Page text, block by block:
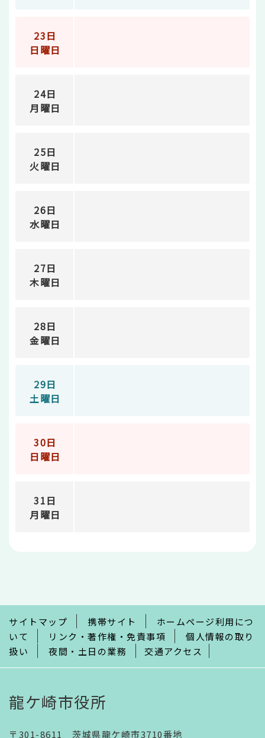
23日
日曜日
24日
月曜日
25日
火曜日
26日
水曜日
27日
木曜日
28日
金曜日
29日
土曜日
30日
日曜日
31日
月曜日
で
サイトマップ 携帯サイト
ホームページ利用につ
いて
リンク・著作権・免責事項
個人情報の取り
扱い
夜間・土日の業務 交通アクセス
龍ケ崎市役所
〒301-8611 茨城県龍ケ崎市3710番地